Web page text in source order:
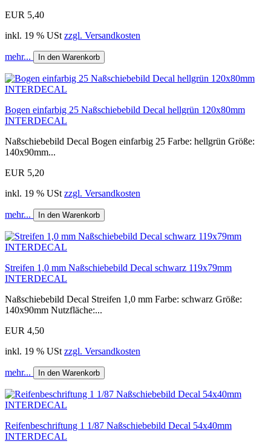
EUR 5,40
inkl. 19 % USt zzgl. Versandkosten
mehr... In den Warenkorb
Bogen einfarbig 25 Naßschiebebild Decal hellgrün 120x80mm
INTERDECAL
Naßschiebebild Decal Bogen einfarbig 25 Farbe: hellgrün Größe:
140x90mm...
EUR 5,20
inkl. 19 % USt zzgl. Versandkosten
mehr... In den Warenkorb
Streifen 1,0 mm Naßschiebebild Decal schwarz 119x79mm
INTERDECAL
Naßschiebebild Decal Streifen 1,0 mm Farbe: schwarz Größe:
140x90mm Nutzfläche:...
EUR 4,50
inkl. 19 % USt zzgl. Versandkosten
mehr... In den Warenkorb
Reifenbeschriftung 1 1/87 Naßschiebebild Decal 54x40mm
INTERDECAL